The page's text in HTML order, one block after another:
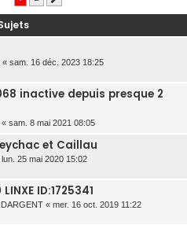
r
« sam. 16 déc. 2023 18:25
inactive depuis presque 2
« sam. 8 mai 2021 08:05
et Caillau
lun. 25 mai 2020 15:02
ID:1725341
« mer. 16 oct. 2019 11:22